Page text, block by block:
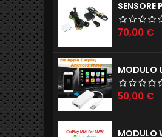
Prezzo
70,00 €
Prezzo
50,00 €